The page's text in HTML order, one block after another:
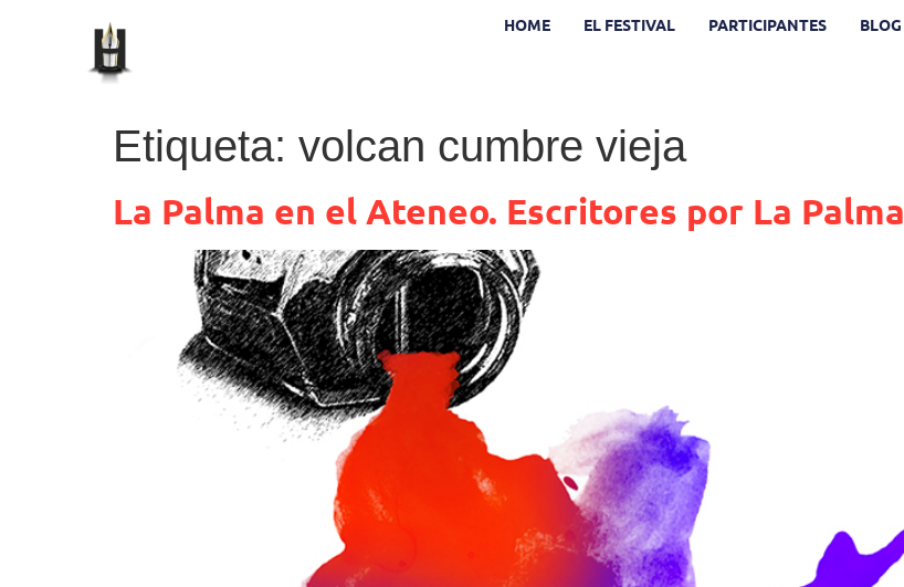
HOME EL FESTIVAL PARTICIPANTES BLOG
Etiqueta: volcan cumbre vieja
La Palma en el Ateneo. Escritores por La Palma